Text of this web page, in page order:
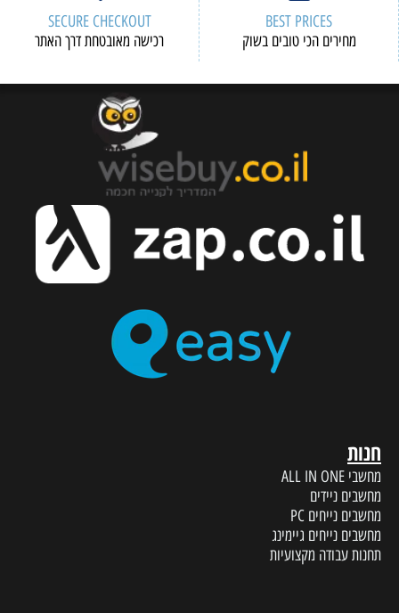
BEST PRICES
מחירים הכי טובים בשוק
SECURE CHECKOUT
רכישה מאובטחת דרך האתר
חנות
מחשבי ALL IN ONE
מחשבים ניידים
מחשבים נייחים PC
מחשבים נייחים גיימינג
תחנות עבודה מקצועיות